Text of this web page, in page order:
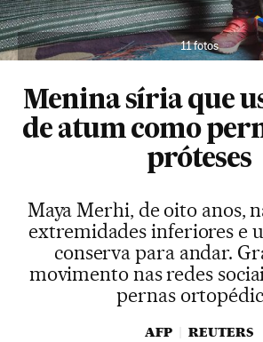
11 fotos
Menina síria que
de atum como
próteses
Maya Merhi, de oito anos,
extremidades inferiores e
conserva para andar.
movimento nas redes
pernas
AFP REUTERS